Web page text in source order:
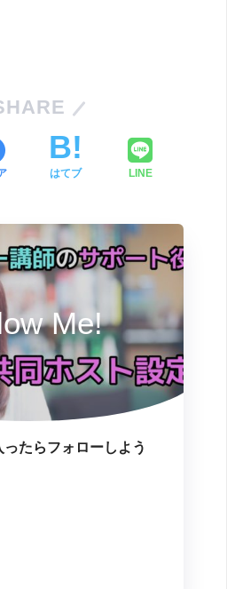
はてブ LINE
Me!
たらフォローしよう